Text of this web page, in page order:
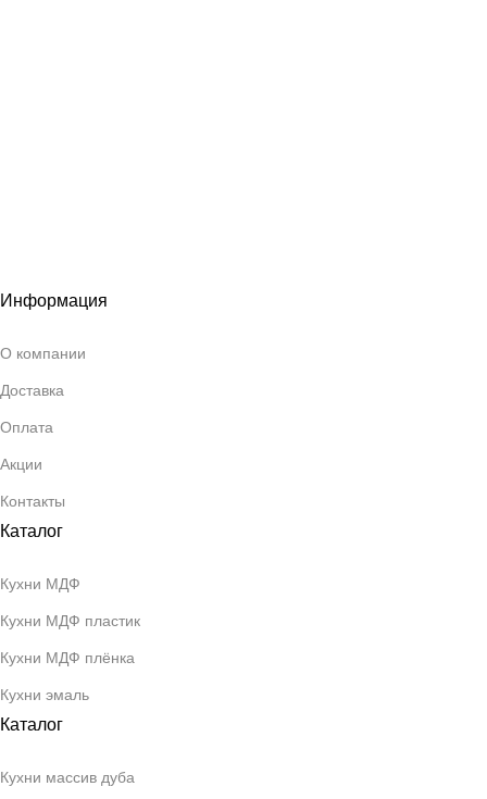
Информация
О компании
Доставка
Оплата
Акции
Контакты
Каталог
Кухни МДФ
Кухни МДФ пластик
Кухни МДФ плёнка
Кухни эмаль
Каталог
Кухни массив дуба